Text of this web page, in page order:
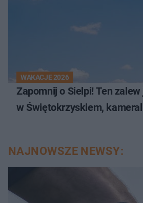
WAKACJE 2026
Zapomnij o Sielpi! Ten
w Świętokrzyskiem,
NAJNOWSZE NEWSY: